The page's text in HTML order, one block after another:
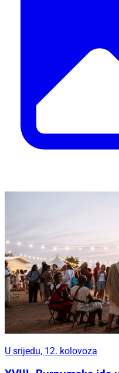
U srijedu, 12. kolovoza